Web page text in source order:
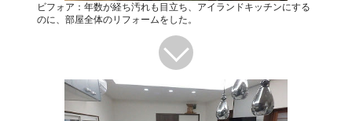
ビフォア：年数が経ち汚れも目立ち、アイランドキッチンにする
のに、部屋全体のリフォームをした。